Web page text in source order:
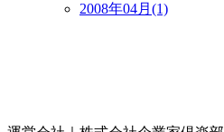
2008年04月(1)